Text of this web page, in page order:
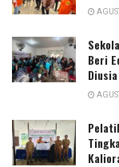
Beri